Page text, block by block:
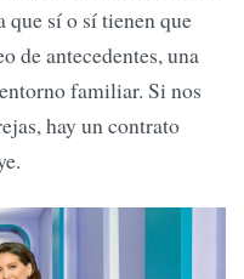
que sí o sí tienen que
de antecedentes, una
familiar. Si nos
hay un contrato